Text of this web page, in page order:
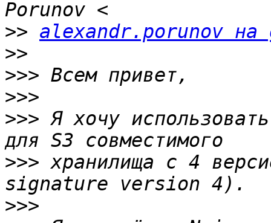
>> alexandr.porunov на
>>
>>>
>>>
>>> Я хочу
>>> хранилища с 4
>>>